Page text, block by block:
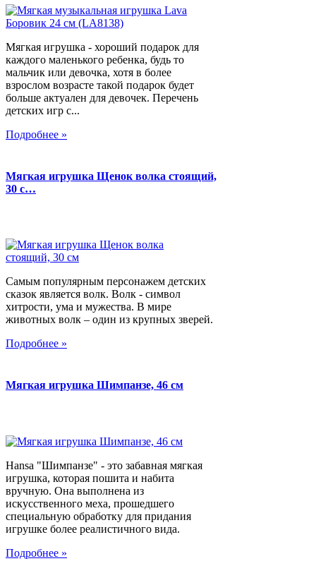
Мягкая игрушка - хороший подарок для
каждого маленького ребенка, будь то
мальчик или девочка, хотя в более
взрослом возрасте такой подарок будет
больше актуален для девочек. Перечень
детских игр с...
Подробнее »
Мягкая игрушка Щенок волка стоящий,
30 с…
Самым популярным персонажем детских
сказок является волк. Волк - символ
хитрости, ума и мужества. В мире
животных волк – один из крупных зверей.
Подробнее »
Мягкая игрушка Шимпанзе, 46 см
Hansa "Шимпанзе" - это забавная мягкая
игрушка, которая пошита и набита
вручную. Она выполнена из
искусственного меха, прошедшего
специальную обработку для придания
игрушке более реалистичного вида.
Подробнее »